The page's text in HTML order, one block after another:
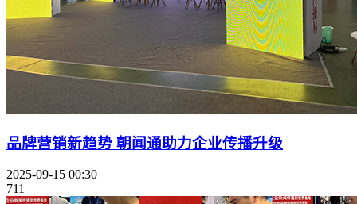
品牌营销新趋势 朝闻通助力企业传播升级
2025-09-15 00:30
711